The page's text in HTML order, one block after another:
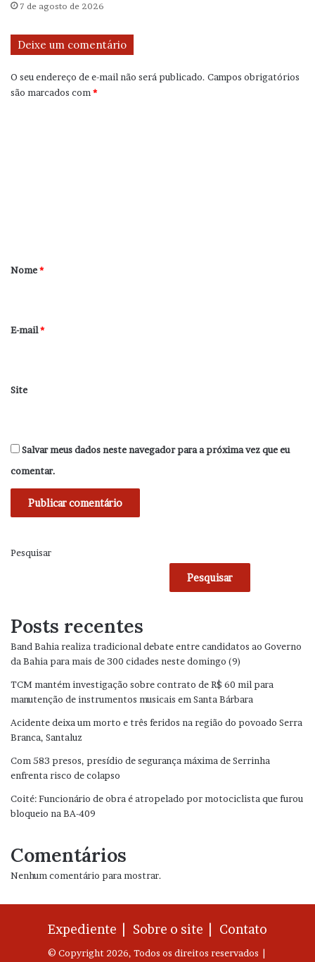
7 de agosto de 2026
Deixe um comentário
O seu endereço de e-mail não será publicado. Campos obrigatórios
são marcados com*
r
*
Nome*
E-mail*
Site
Salvar meus dados neste navegador para a próxima vez que eu
comentar.
Pesquisar
Pesquisar
Posts recentes
Band Bahia realiza tradicional debate entre candidatos ao Governo
da Bahia para mais de 300 cidades neste domingo (9)
TCM mantém investigação sobre contrato de R$ 60 mil para
manutenção de instrumentos musicais em Santa Bárbara
Acidente deixa um morto e três feridos na região do povoado Serra
Branca, Santaluz
Com 583 presos, presídio de segurança máxima de Serrinha
enfrenta risco de colapso
Coité: Funcionário de obra é atropelado por motociclista que furou
bloqueio na BA-409
Comentários
Nenhum comentário para mostrar.
Expediente | Sobre o site | Contato
© Copyright 2026, Todos os direitos reservados |